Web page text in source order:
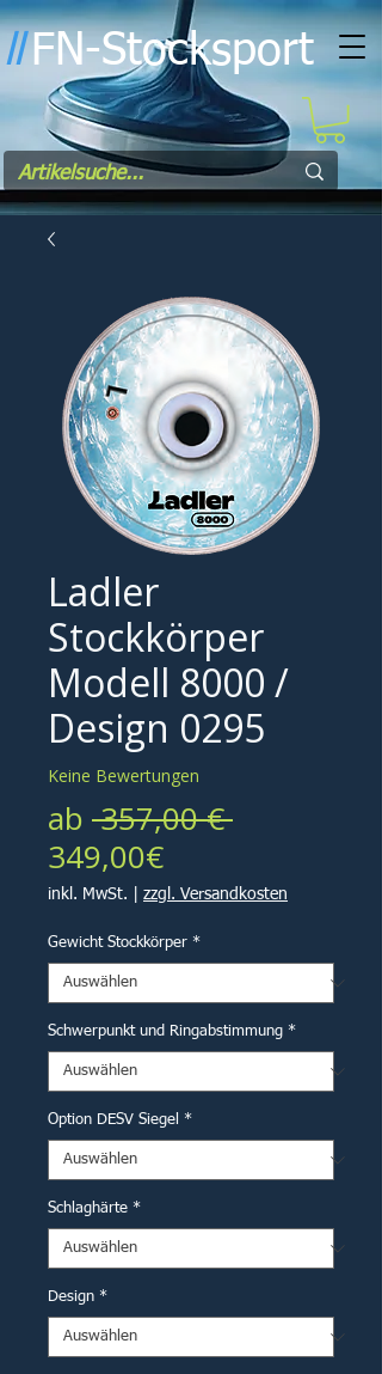
ll FN-Stocksport
Ladler
Stockkörper
Modell 8000 /
Design 0295
Keine Bewertungen
ab 357,00 €
349,00€Sale-
Preis
inkl. MwSt. zzgl. Versandkosten
Gewicht Stockkörper *
Schwerpunkt und Ringabstimmung *
Option DESV Siegel *
Schlaghärte *
Design *